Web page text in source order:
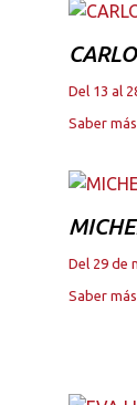
Del 13 al
Saber más
Del 29 de
Saber más